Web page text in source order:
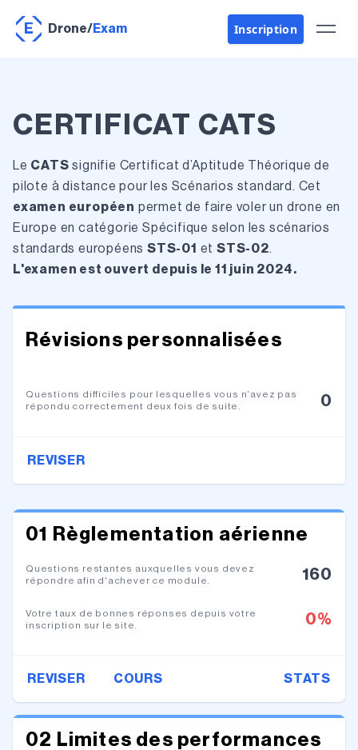
E Drone/Exam Inscription
CERTIFICAT CATS
Le CATS signifie Certificat d’Aptitude Théorique de
pilote à distance pour les Scénarios standard. Cet
examen européen permet de faire voler un drone en
Europe en catégorie Spécifique selon les scénarios
standards européensSTS-01 etSTS-02.
L'examen est ouvert depuis le 11 juin 2024.
Révisions personnalisées
Questions difficiles pour lesquelles vous n'avez pas
répondu correctement deux fois de suite.
0
REVISER
01 Règlementation aérienne
Questions restantes auxquelles vous devez
répondre afin d'achever ce module.
160
Votre taux de bonnes réponses depuis votre
inscription sur le site.
0%
REVISER COURS STATS
02 Limites des performances